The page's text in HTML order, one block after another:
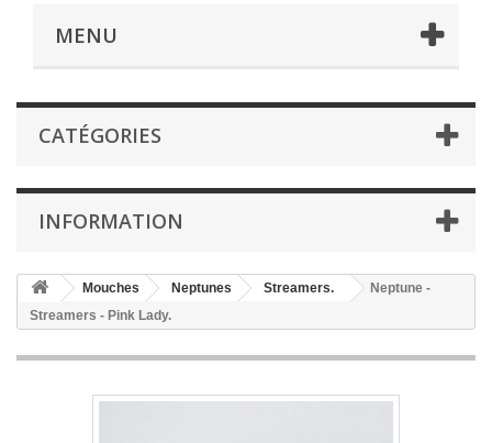
MENU
CATÉGORIES
INFORMATION
Mouches Neptunes Streamers.
Neptune -
Streamers - Pink Lady.